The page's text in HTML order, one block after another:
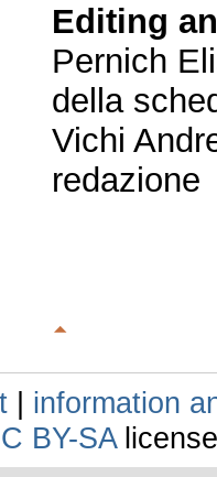
Editing
Pernich
della
Vichi
redazione
| information
BY-SA